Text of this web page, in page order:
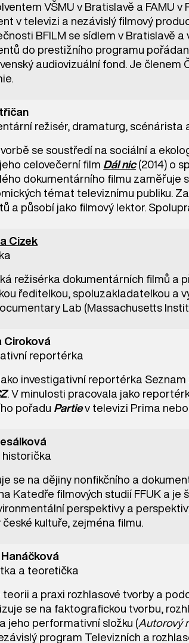
VŠMU v Bratislavě a FAMU
v televizi a nezávislý filmový
BFILM se sídlem v Bratislavě a
do prestižního programu
audiovizuální fond. Je členem
režisér, dramaturg, scénárista
se soustředí na sociální a
celovečerní film Dál nic(2014) o
dokumentárního filmu zaměřuje
témat televiznímu publiku.
a působí jako filmový lektor.
Cizek
režisérka dokumentárních filmů a
ředitelkou, spoluzakladatelkou a
Lab (Massachusetts
Ciroková
reportérka
investigativní reportérka
. V minulosti pracovala jako
pořadu Partiev televizi Prima
historička
se na dějiny nonfikčního a
Katedře filmových studií FFUK a
perspektivy a
české kultuře, zejména filmu.
a teoretička
teorii a praxi rozhlasové tvorby a
se na faktografickou tvorbu,
jeho performativní složku (Autorový
program Televizních a